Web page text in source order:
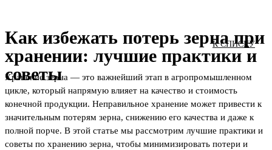
К СПИСКУ
Как избежать потерь зерна при
хранении: лучшие практики и
советы
Хранение зерна — это важнейший этап в агропромышленном
цикле, который напрямую влияет на качество и стоимость
конечной продукции. Неправильное хранение может привести к
значительным потерям зерна, снижению его качества и даже к
полной порче. В этой статье мы рассмотрим лучшие практики и
советы по хранению зерна, чтобы минимизировать потери и